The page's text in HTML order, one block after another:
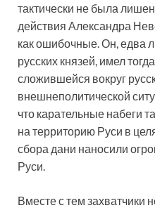
тактически не была
действия Александра
как ошибочные. Он, едва
русских князей, имел
сложившейся вокруг
внешнеполитической
что карательные набеги
на территорию Руси в
сбора дани наносили
Руси.
Вместе с тем захватчики